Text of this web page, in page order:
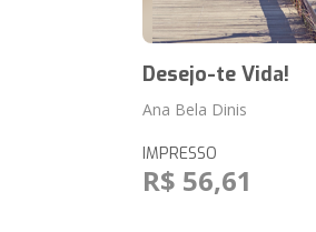
Desejo-te Vida!
Ana Bela Dinis
IMPRESSO
R$ 56,61